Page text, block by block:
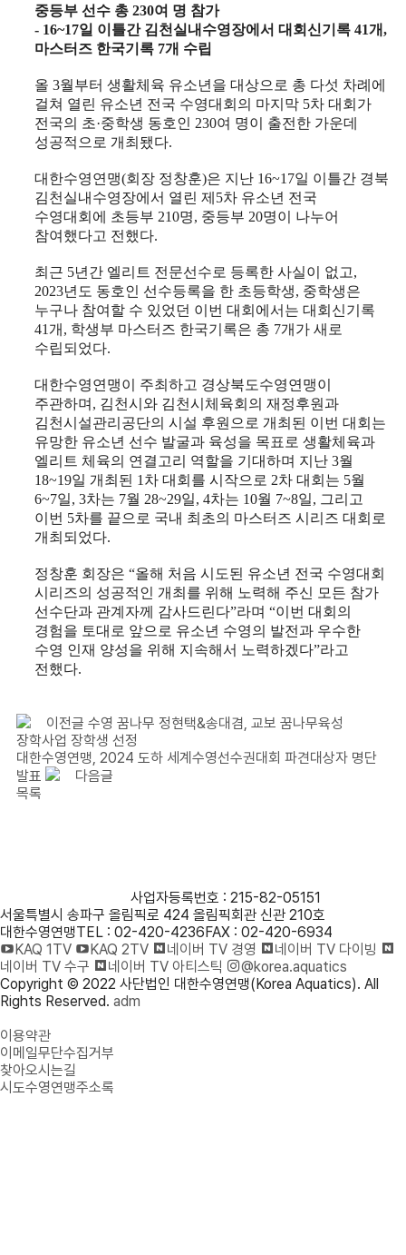
중등부 선수 총 230여 명 참가
- 16~17일 이틀간 김천실내수영장에서 대회신기록 41개,
마스터즈 한국기록 7개 수립
올 3월부터 생활체육 유소년을 대상으로 총 다섯 차례에
걸쳐 열린 유소년 전국 수영대회의 마지막 5차 대회가
전국의 초·중학생 동호인 230여 명이 출전한 가운데
성공적으로 개최됐다.
대한수영연맹(회장 정창훈)은 지난 16~17일 이틀간 경북
김천실내수영장에서 열린 제 5차 유소년 전국
수영대회에 초등부 210명, 중등부 20명이 나누어
참여했다고 전했다.
최근 5년간 엘리트 전문선수로 등록한 사실이 없고,
2023년도 동호인 선수등록을 한 초등학생, 중학생은
누구나 참여할 수 있었던 이번 대회에서는 대회신기록
41 개 , 학생부 마스터즈 한국기록은 총 7개가 새로
수립되었다.
대한수영연맹이 주최하고 경상북도수영연맹이
주관하며 , 김천시와 김천시체육회의 재정후원과
김천시설관리공단의 시설 후원으로 개최된 이번 대회는
유망한 유소년 선수 발굴과 육성을 목표로 생활체육과
엘리트 체육의 연결고리 역할을 기대하며 지난 3월
18~19일 개최된 1 차 대회를 시작으로 2차 대회는 5월
6~7일, 3차는 7월 28~29일, 4차는 10월 7~8일, 그리고
이번 5차를 끝으로 국내 최초의 마스터즈 시리즈 대회로
개최되었다.
정창훈 회장은 “올해 처음 시도된 유소년 전국 수영대회
시리즈의 성공적인 개최를 위해 노력해 주신 모든 참가
선수단과 관계자께 감사드린다”라며 “이번 대회의
경험을 토대로 앞으로 유소년 수영의 발전과 우수한
수영 인재 양성을 위해 지속해서 노력하겠다”라고
전했다.
이전글 수영 꿈나무 정현택&송대겸, 교보 꿈나무육성
장학사업 장학생 선정
대한수영연맹, 2024 도하 세계수영선수권대회 파견대상자 명단
발표
다음글
목록
사업자등록번호 : 215-82-05151
서울특별시 송파구 올림픽로 424 올림픽회관 신관 210호
대한수영연맹TEL : 02-420-4236FAX : 02-420-6934
KAQ 1TV
KAQ 2TV 네이버 TV 경영
네이버 TV 다이빙
네이버 TV 수구
네이버 TV 아티스틱
@korea.aquatics
Copyright © 2022 사단법인 대한수영연맹(Korea Aquatics). All
Rights Reserved. adm
이용약관
이메일무단수집거부
찾아오시는길
시도수영연맹주소록